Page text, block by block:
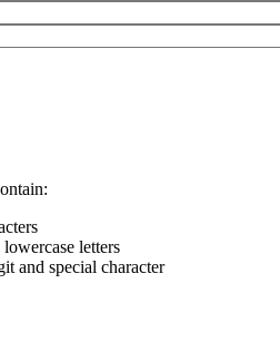
letters
and special character